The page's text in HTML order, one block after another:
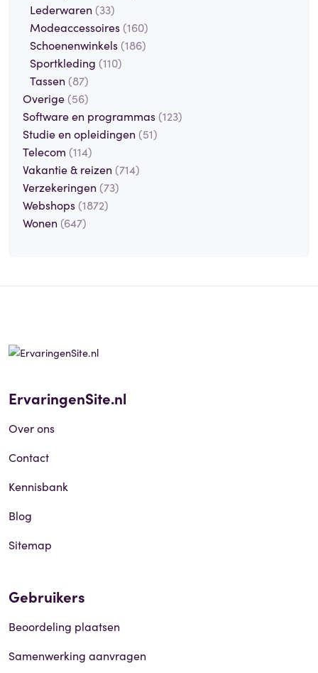
Lederwaren (33)
Modeaccessoires (160)
Schoenenwinkels (186)
Sportkleding (110)
Tassen (87)
Overige (56)
Software en programmas (123)
Studie en opleidingen (51)
Telecom (114)
Vakantie & reizen (714)
Verzekeringen (73)
Webshops (1872)
Wonen (647)
ErvaringenSite.nl
Over ons
Contact
Kennisbank
Blog
Sitemap
Gebruikers
Beoordeling plaatsen
Samenwerking aanvragen